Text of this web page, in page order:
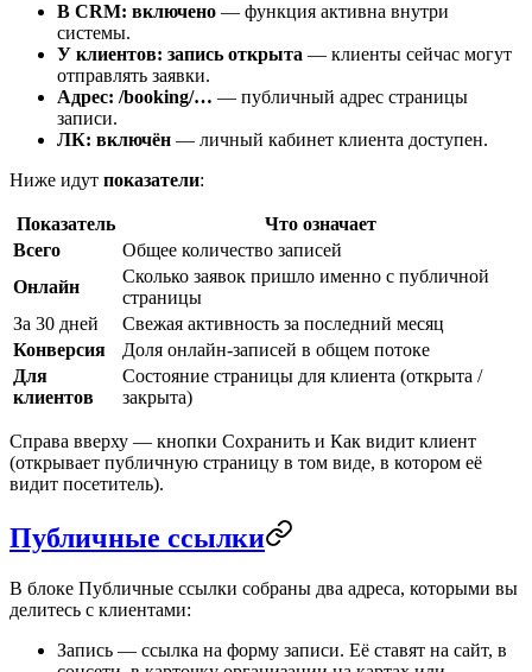
В CRM: включено — функция активна внутри
системы.
У клиентов: запись открыта — клиенты сейчас могут
отправлять заявки.
Адрес: /booking/… — публичный адрес страницы
записи.
ЛК: включён — личный кабинет клиента доступен.
Ниже идут показатели:
Показатель
Что означает
Всего
Общее количество записей
Онлайн
Сколько заявок пришло именно с публичной
страницы
За 30 дней
Свежая активность за последний месяц
Конверсия
Доля онлайн-записей в общем потоке
Для
клиентов
Состояние страницы для клиента (открыта /
закрыта)
Справа вверху — кнопки Сохранить и Как видит клиент
(открывает публичную страницу в том виде, в котором её
видит посетитель).
Публичные ссылки
В блоке Публичные ссылки собраны два адреса, которыми вы
делитесь с клиентами:
Запись — ссылка на форму записи. Её ставят на сайт, в